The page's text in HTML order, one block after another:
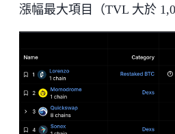
漲幅最大項目（TVL 大於